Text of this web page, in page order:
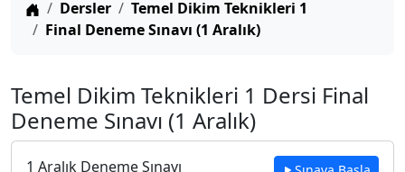
Anasayfa
Dersler
Temel Dikim Teknikleri 1
Final Deneme Sınavı (1 Aralık)
Temel Dikim Teknikleri 1 Dersi Final
Deneme Sınavı (1 Aralık)
1 Aralık Deneme Sınavı